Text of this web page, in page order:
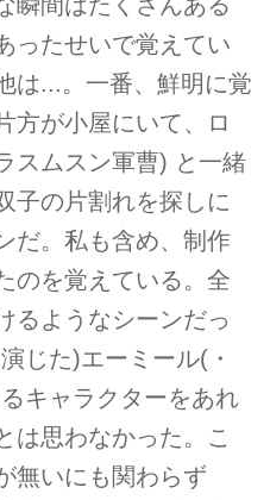
ったせいで覚えてい
は...。一番、鮮明に覚
方が小屋にいて、ロ
スムスン軍曹) と一緒
子の片割れを探しに
だ。私も含め、制作
のを覚えている。全
るようなシーンだっ
じた)エーミール(・
キャラクターをあれ
は思わなかった。こ
無いにも関わらず